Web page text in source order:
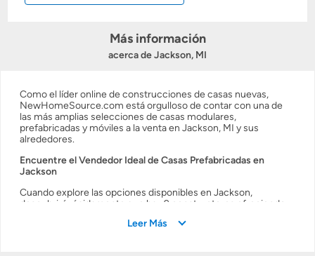
Obtener Aprobación Previa
Seguro de propietarios
Más información
acerca de Jackson, MI
Como el líder online de construcciones de casas nuevas,
NewHomeSource.com está orgulloso de contar con una de
las más amplias selecciones de casas modulares,
prefabricadas y móviles a la venta en Jackson, MI y sus
alrededores.
Encuentre el Vendedor Ideal de Casas Prefabricadas en
Jackson
Cuando explore las opciones disponibles en Jackson,
descubrirá rápidamente que hay 9 constructores ofreciendo
Podrá averiguar más de los vendedores de casas móviles en
Leer Más